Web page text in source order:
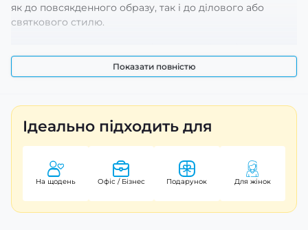
як до повсякденного образу, так і до ділового або
святкового стилю.
продуманими деталями. Світлий циферблат
забезпечує легке та комфортне зчитування часу, а
підкреслює універсальність годинника. Акуратна
форма корпусу та збалансовані пропорції роблять його
стильним і доречним у будь-якій ситуації.
Металевий браслет забезпечує надійну фіксацію на
зап’ясті та комфорт під час щоденного носіння. Якісні
матеріали гарантують довговічність і стійкість до
щоденного використання. Завдяки продуманій
Показати повністю
Ідеально підходить для
На щодень Офіс / Бізнес Подарунок Для жінок